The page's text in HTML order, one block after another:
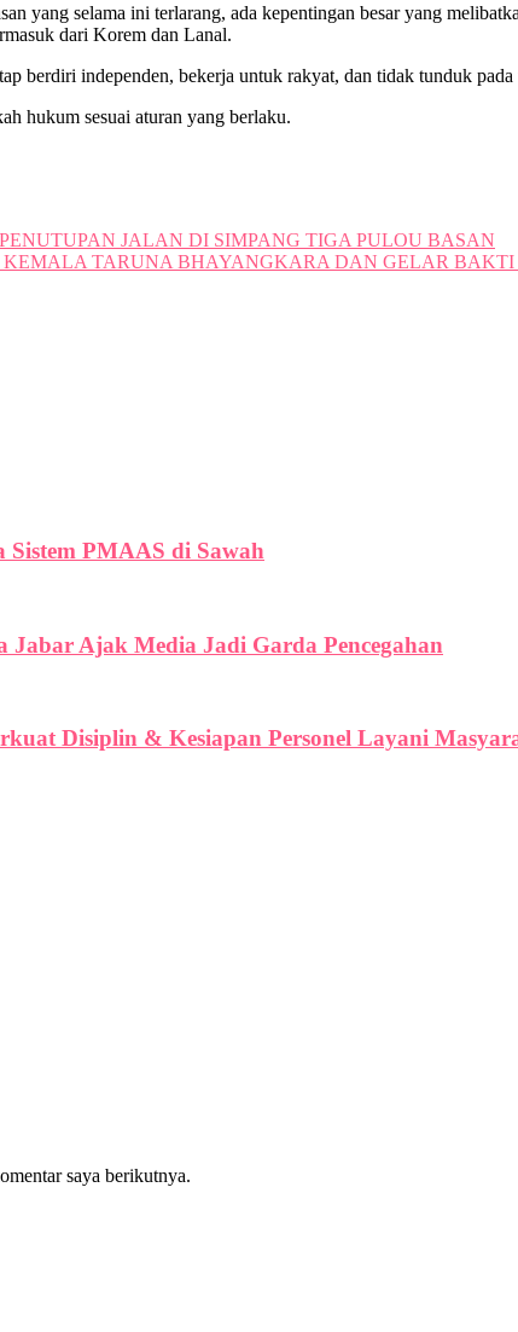
yang selama ini terlarang, ada kepentingan besar yang
dari Korem dan Lanal.
berdiri independen, bekerja untuk rakyat, dan tidak tunduk pada
hukum sesuai aturan yang berlaku.
JALAN DI SIMPANG TIGA PULOU BASAN
TARUNA BHAYANGKARA DAN GELAR BAKTI
PMAAS di Sawah
Ajak Media Jadi Garda Pencegahan
Disiplin & Kesiapan Personel Layani
saya berikutnya.